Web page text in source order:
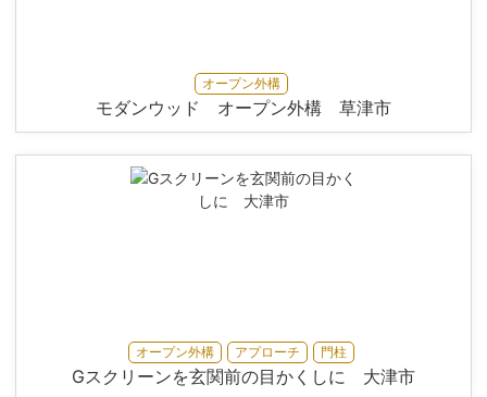
オープン外構
モダンウッド オープン外構 草津市
オープン外構 アプローチ 門柱
Gスクリーンを玄関前の目かくしに 大津市